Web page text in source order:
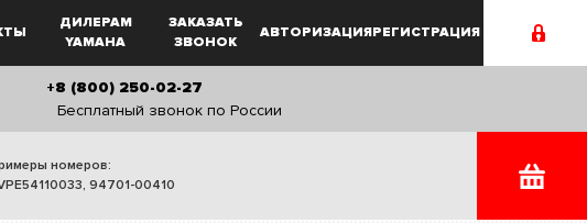
ДИЛЕРАМ
YAMAHA
ЗАКАЗАТЬ
ЗВОНОК
АВТОРИЗАЦИЯРЕГИСТРАЦИЯ
+8 (800) 250-02-27
Бесплатный звонок по России
номеров:
, 94701-00410